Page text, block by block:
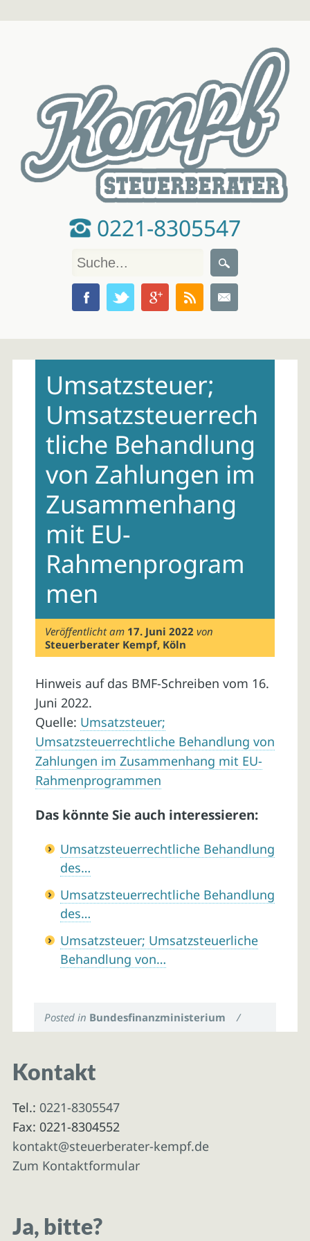
0221-8305547
contentUmsatzsteuer;
Umsatzsteuerrech
tliche Behandlung
von Zahlungen im
Zusammenhang
mit EU-
Rahmenprogram
men
Veröffentlicht am 17. Juni 2022 von
Steuerberater Kempf, Köln
Hinweis auf das BMF-Schreiben vom 16.
Juni 2022.
Quelle: Umsatzsteuer;
Umsatzsteuerrechtliche Behandlung von
Zahlungen im Zusammenhang mit EU-
Rahmenprogrammen
Das könnte Sie auch interessieren:
Umsatzsteuerrechtliche Behandlung
des…
Umsatzsteuerrechtliche Behandlung
des…
Umsatzsteuer; Umsatzsteuerliche
Behandlung von…
Posted in Bundesfinanzministerium /
Kontakt
Tel.: 0221-8305547
Fax: 0221-8304552
kontakt@steuerberater-kempf.de
Zum Kontaktformular
Ja, bitte?